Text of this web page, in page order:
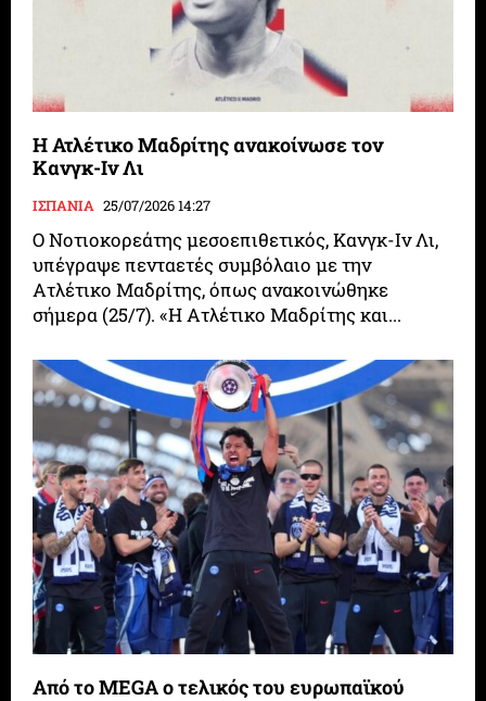
Η Ατλέτικο Μαδρίτης ανακοίνωσε τον
Κανγκ-Ιν Λι
ΙΣΠΑΝΙΑ 25/07/2026 14:27
Ο Νοτιοκορεάτης μεσοεπιθετικός, Κανγκ-Ιν Λι,
υπέγραψε πενταετές συμβόλαιο με την
Ατλέτικο Μαδρίτης, όπως ανακοινώθηκε
σήμερα (25/7). «Η Ατλέτικο Μαδρίτης και...
Από το MEGA ο τελικός του ευρωπαϊκού